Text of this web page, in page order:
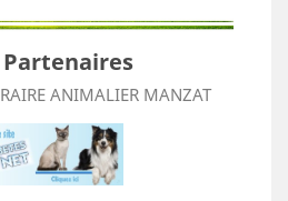
Partenaires
ANIMALIER MANZAT